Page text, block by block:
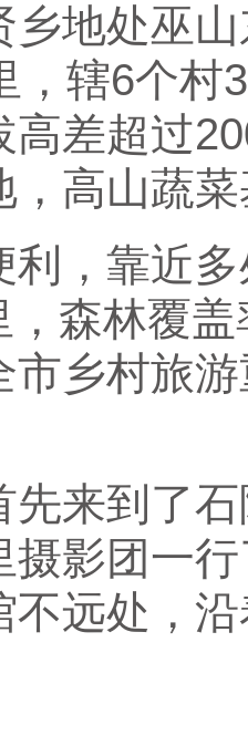
乡地处巫
，辖6个村
高差超过
，高山蔬
利，靠近
，森林覆
市乡村旅
先来到了
摄影团一
不远处，